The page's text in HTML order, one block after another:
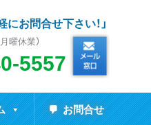
お問合せ下さい！」
曜休業）
5557
お問合せ